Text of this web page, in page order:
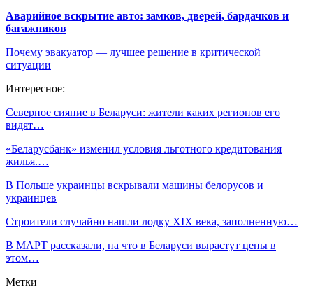
Аварийное вскрытие авто: замков, дверей, бардачков и
багажников
Почему эвакуатор — лучшее решение в критической
ситуации
Интересное:
Северное сияние в Беларуси: жители каких регионов его
видят…
«Беларусбанк» изменил условия льготного кредитования
жилья.…
В Польше украинцы вскрывали машины белорусов и
украинцев
Строители случайно нашли лодку XIX века, заполненную…
В МАРТ рассказали, на что в Беларуси вырастут цены в
этом…
Метки